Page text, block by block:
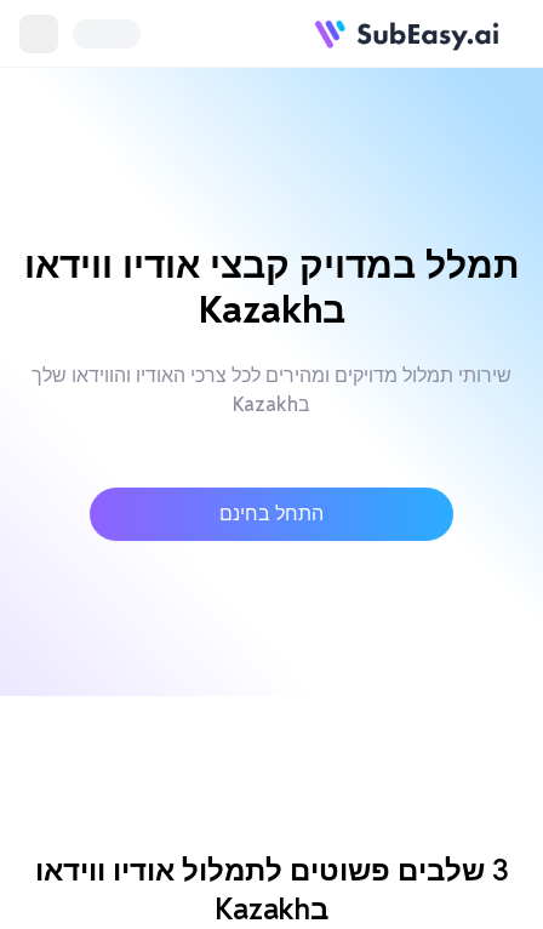
תמלל במדויק קבצי אודיו ווידאו
בKazakh
שירותי תמלול מדויקים ומהירים לכל צרכי האודיו והווידאו שלך
בKazakh
התחל בחינם
3 שלבים פשוטים לתמלול אודיו ווידאו
בKazakh